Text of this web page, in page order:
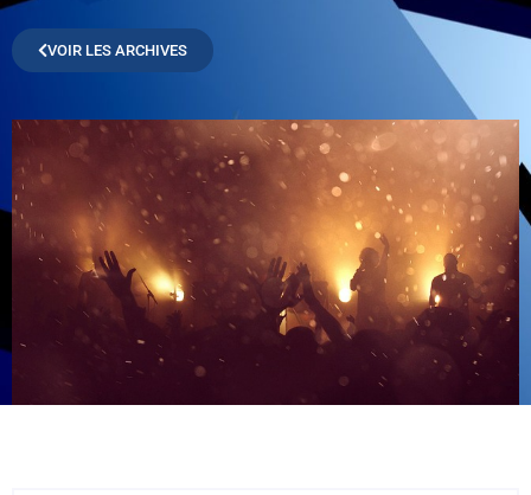
VOIR LES ARCHIVES